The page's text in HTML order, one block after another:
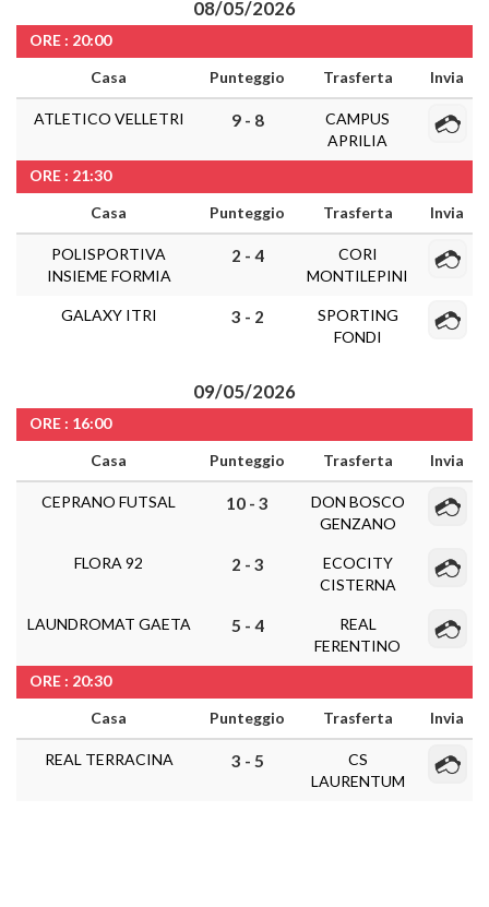
08/05/2026
ORE : 20:00
Casa
Punteggio Trasferta Invia
ATLETICO VELLETRI 9 - 8
CAMPUS
APRILIA
ORE : 21:30
Casa
Punteggio Trasferta Invia
POLISPORTIVA
INSIEME FORMIA
2 - 4
CORI
MONTILEPINI
GALAXY ITRI 3 - 2
SPORTING
FONDI
09/05/2026
ORE : 16:00
Casa
Punteggio Trasferta Invia
CEPRANO FUTSAL 10 - 3
DON BOSCO
GENZANO
FLORA 92 2 - 3
ECOCITY
CISTERNA
LAUNDROMAT GAETA 5 - 4
REAL
FERENTINO
ORE : 20:30
Casa
Punteggio Trasferta Invia
REAL TERRACINA 3 - 5
CS
LAURENTUM